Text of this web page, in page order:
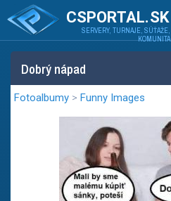
CSPORTAL.SK
SERVERY, TURNAJE, SÚŤAŽE,
KOMUNITA
Dobrý nápad
Fotoalbumy > Funny Images